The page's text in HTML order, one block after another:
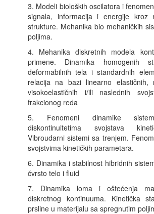
3. Modeli bioloških oscilatora i
signala, informacija i energije kroz
strukture. Mehanika bio mehaničkih
poljima.
4. Mehanika diskretnih modela
primene. Dinamika homogenih
deformabilnih tela i standardnih
relacija na bazi linearno elastičnih,
visokoelastičnih i/ili naslednih
frakcionog reda
5. Fenomeni dinamike
diskontinuitetima svojstava
Vibroudarni sistemi sa trenjem.
svojstvima kinetičkih parametara.
6. Dinamika i stabilnost hibridnih
čvrsto telo i fluid
7. Dinamika loma i oštećenja
diskretnog kontinuuma. Kinetička
prsline u materijalu sa spregnutim